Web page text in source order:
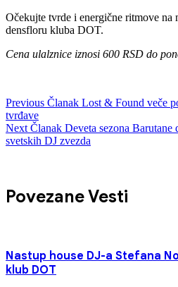
Očekujte tvrde i energične ritmove na
densfloru kluba DOT.
Cena ulalznice iznosi 600 RSD do
Previous Članak Lost & Found veče
tvrđave
Next Članak Deveta sezona Barutane
svetskih DJ zvezda
Povezane Vesti
Nastup house DJ-a Stefana
klub DOT